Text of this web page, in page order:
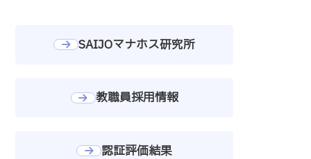
SAIJOマナホス研究所
教職員採用情報
認証評価結果